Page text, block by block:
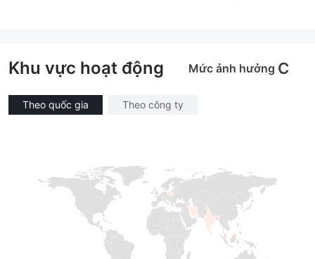
Khu vực hoạt động Mức ảnh hưởng C
Theo quốc gia Theo công ty